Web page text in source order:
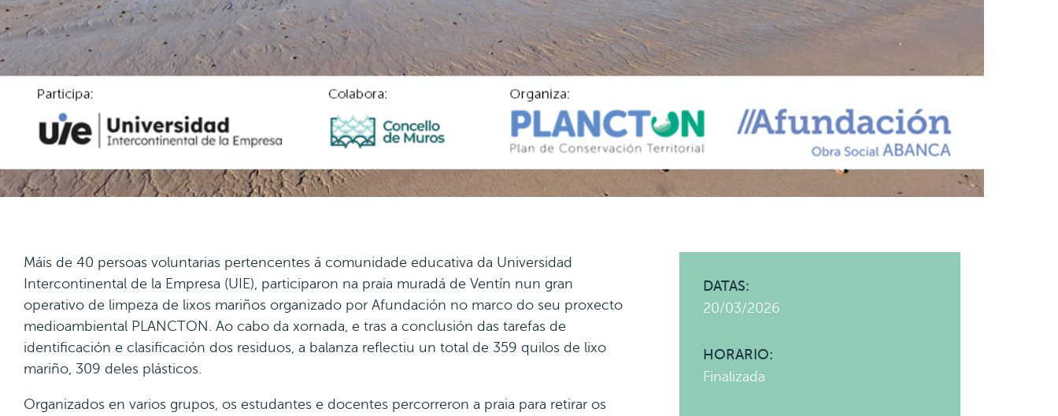
Máis de 40 persoas voluntarias pertencentes á comunidade educativa da Universidad
Intercontinental de la Empresa (UIE), participaron na praia muradá de Ventín nun gran
operativo de limpeza de lixos mariños organizado por Afundación no marco do seu proxecto
medioambiental PLANCTON. Ao cabo da xornada, e tras a conclusión das tarefas de
identificación e clasificación dos residuos, a balanza reflectiu un total de 359 quilos de lixo
mariño, 309 deles plásticos.
Organizados en varios grupos, os estudantes e docentes percorreron a praia para retirar os
DATAS:
20/03/2026
HORARIO:
Finalizada